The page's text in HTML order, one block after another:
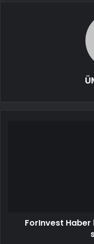
ForInvest Haber